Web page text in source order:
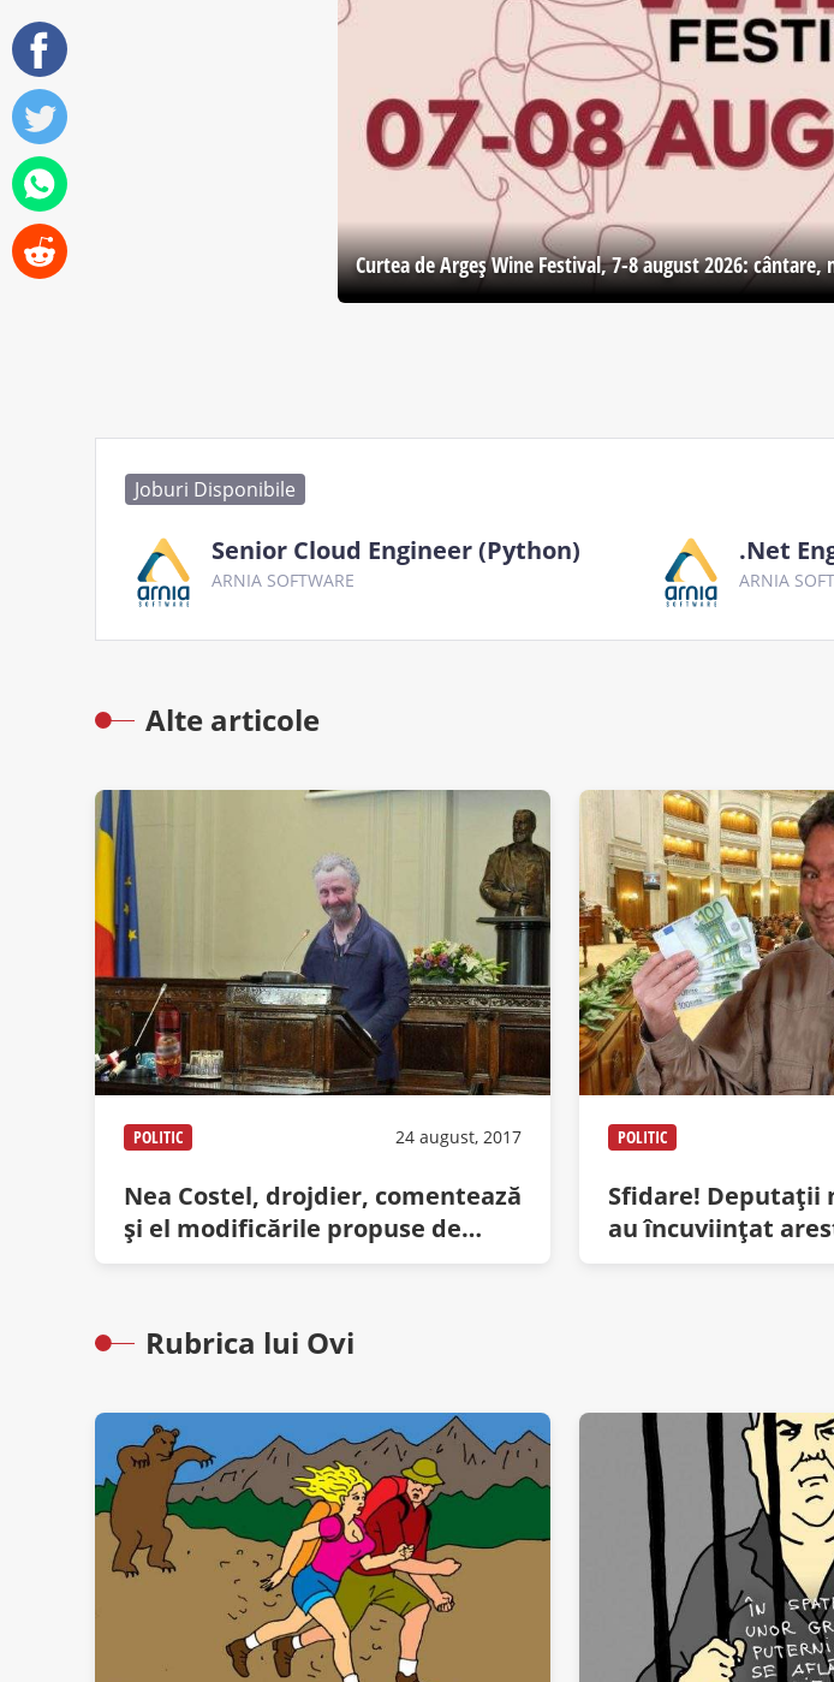
Curtea de Argeş Wine Festival, 7-8 august 2026: cântare,
Joburi Disponibile
Senior Cloud Engineer (Python)
ARNIA SOFTWARE
.Net
ARNIA
Alte articole
POLITIC 24 august, 2017
Nea Costel, drojdier, comentează
și el modificările propuse de
Tudorel Toader: ”Dă-l în p…
POLITIC
Sfidare! Deputații
au încuviințat
Voicu, dar i-au și
Rubrica lui Ovi